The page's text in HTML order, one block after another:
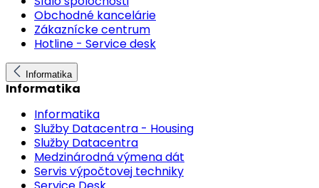
Obchodné kancelárie
Zákaznícke centrum
Hotline - Service desk
Informatika
Informatika
Informatika
Služby Datacentra - Housing
Služby Datacentra
Medzinárodná výmena dát
Servis výpočtovej techniky